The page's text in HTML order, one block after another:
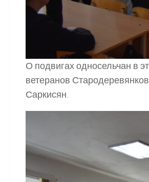
О подвигах односельчан в
ветеранов
Саркисян.